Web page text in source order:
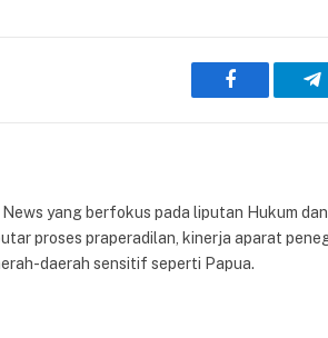
Facebook
yang berfokus pada liputan Hukum
proses praperadilan, kinerja aparat
daerah sensitif seperti Papua.